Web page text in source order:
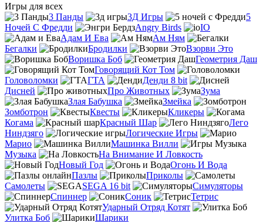
Игры для всех
3 Панды
3Д Игры
5
Ночей С Фредди
Angry Birds
IO
Адам И Ева
Ам Ням
Бегалки
Бродилки
Взорви Это
Воришка Боб
Геометрия Даш
Говорящий Кот Том
Головоломки
ГТА
Денди 8 bit
Дисней
Про Животных
Зума
Злая Бабушка
Змейка
Зомботрон
Квесты
Кликеры
Когама
Красный Шар
Лего
Ниндзяго
Логические Игры
Марио
Машинка Вилли
Музыка
На Внимание И Ловкость
Новый Год
Огонь И Вода
Пазлы
Приколы
Самолеты
SEGA 16 bit
Симуляторы
Спиннер
Соник
Тетрис
Ударный Отряд Котят
Улитка Боб
Шарики